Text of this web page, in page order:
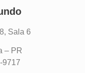
Sala 6
– PR
9717